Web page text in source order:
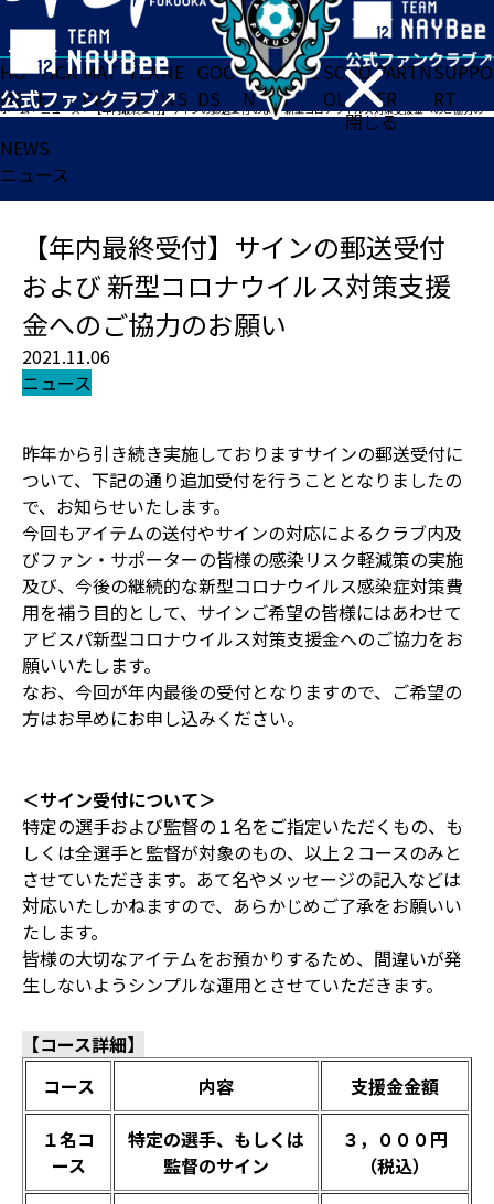
閉じる
HO
ME
TICK
ET
MAT
CH
TEA
M
NE
WS
GOO
DS
FA
N
ACADE
MY
SCHO
OL
PARTN
ER
SUPPO
RT
ホーム>ニュース>【年内最終受付】サインの郵送受付 および 新型コロナウイルス対策支援金へのご協力のお願い
NEWS
ニュース
【年内最終受付】サインの郵送受付
および 新型コロナウイルス対策支援
金へのご協力のお願い
2021.11.06
ニュース
昨年から引き続き実施しておりますサインの郵送受付に
ついて、下記の通り追加受付を行うこととなりましたの
で、お知らせいたします。
今回もアイテムの送付やサインの対応によるクラブ内及
びファン・サポーターの皆様の感染リスク軽減策の実施
及び、今後の継続的な新型コロナウイルス感染症対策費
用を補う目的として、サインご希望の皆様にはあわせて
アビスパ新型コロナウイルス対策支援金へのご協力をお
願いいたします。
なお、今回が年内最後の受付となりますので、ご希望の
方はお早めにお申し込みください。
＜サイン受付について＞
特定の選手および監督の１名をご指定いただくもの、も
しくは全選手と監督が対象のもの、以上２コースのみと
させていただきます。あて名やメッセージの記入などは
対応いたしかねますので、あらかじめご了承をお願いい
たします。
皆様の大切なアイテムをお預かりするため、間違いが発
生しないようシンプルな運用とさせていただきます。
【コース詳細】
コース
内容
支援金金額
１名コ
ース
特定の選手、もしくは
監督のサイン
３，０００円
（税込）